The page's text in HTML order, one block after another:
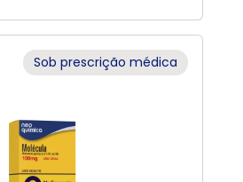
Sob prescrição médica